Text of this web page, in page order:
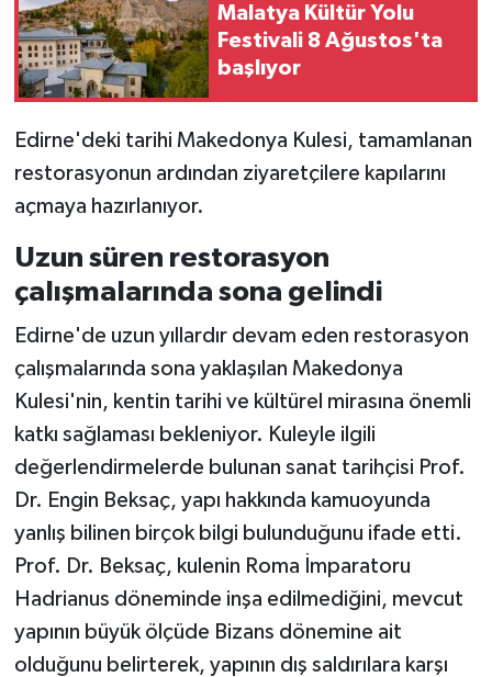
Malatya Kültür Yolu
Festivali 8 Ağustos'ta
başlıyor
Edirne'deki tarihi Makedonya Kulesi, tamamlanan
restorasyonun ardından ziyaretçilere kapılarını
açmaya hazırlanıyor.
Uzun süren restorasyon
çalışmalarında sona gelindi
Edirne'de uzun yıllardır devam eden restorasyon
çalışmalarında sona yaklaşılan Makedonya
Kulesi'nin, kentin tarihi ve kültürel mirasına önemli
katkı sağlaması bekleniyor. Kuleyle ilgili
değerlendirmelerde bulunan sanat tarihçisi Prof.
Dr. Engin Beksaç, yapı hakkında kamuoyunda
yanlış bilinen birçok bilgi bulunduğunu ifade etti.
Prof. Dr. Beksaç, kulenin Roma İmparatoru
Hadrianus döneminde inşa edilmediğini, mevcut
yapının büyük ölçüde Bizans dönemine ait
olduğunu belirterek, yapının dış saldırılara karşı